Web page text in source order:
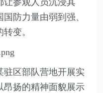
让参观人员沉浸其
防力量由弱到强、
变。
驻区部队营地开展实
昂扬的精神面貌展示